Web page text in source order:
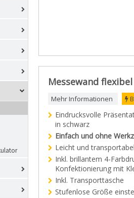
Messewand
Mehr Informationen
Eindrucksvolle
in schwarz
Einfach und ohne
Leicht und
Inkl. brillantem 4-
Konfektionierung mit
Inkl. Transporttasche
Stufenlose Größe